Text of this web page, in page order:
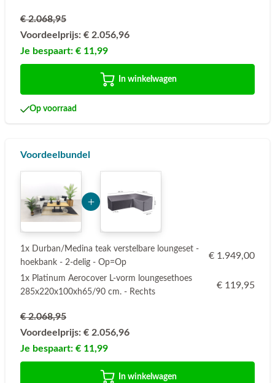
€ 2.068,95
Voordeelprijs: € 2.056,96
Je bespaart: € 11,99
In winkelwagen
Op voorraad
Voordeelbundel
1x Durban/Medina teak verstelbare loungeset -
hoekbank - 2-delig - Op=Op
€ 1.949,00
1x Platinum Aerocover L-vorm loungesethoes
285x220x100xh65/90 cm. - Rechts
€ 119,95
€ 2.068,95
Voordeelprijs: € 2.056,96
Je bespaart: € 11,99
In winkelwagen